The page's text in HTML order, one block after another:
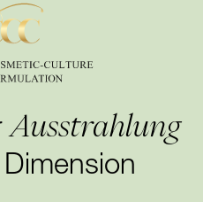
Ausstrahlung